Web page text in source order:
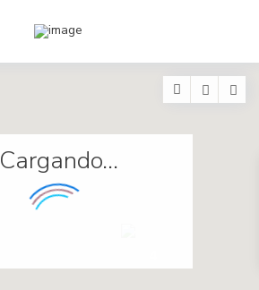
Cargando...